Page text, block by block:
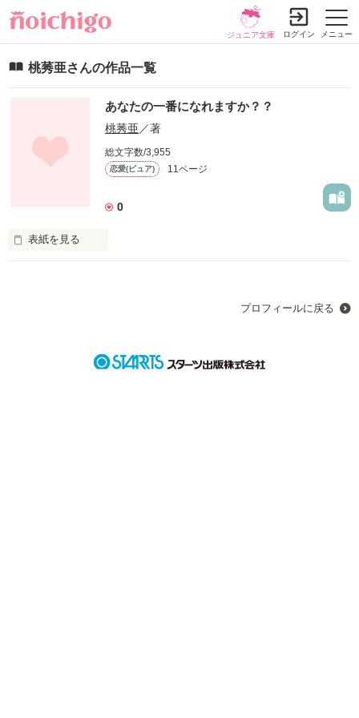
メニュー
ジュニア文庫 ログイン
桃莠亜さんの作品一覧
あなたの一番になれますか？？
桃莠亜 ／著
総文字数/3,955
恋愛(ピュア) 11ページ
0
表紙を見る
プロフィールに戻る